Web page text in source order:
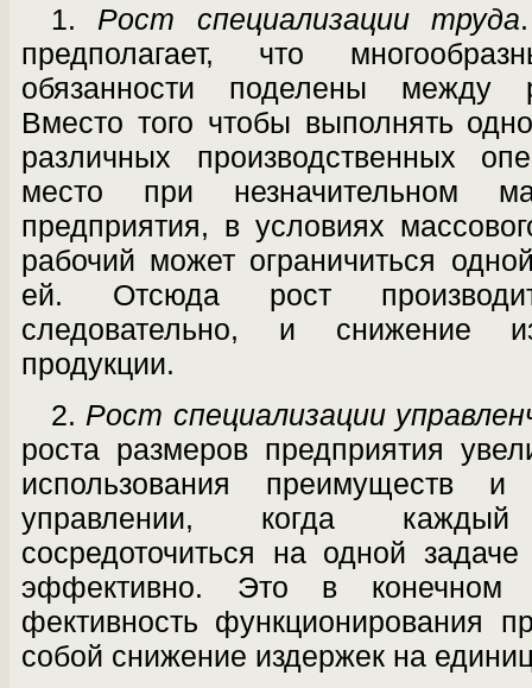
1. Рост специализации труда
предпола­гает, что
обязанности поделе­ны между
Вместо того чтобы выполнять
различных производственных
место при незначительном
предприятия, в условиях
рабочий может ограничиться
ей. Отсюда рост
следовательно, и снижение
продукции.
2. Рост специализации
роста размеров предприятия
использова­ния преимуществ
управлении, когда
сосредоточиться на одной
эффективно. Это в
фективность функционирования
собой снижение издержек на